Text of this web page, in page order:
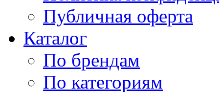
Публичная оферта
Каталог
По брендам
По категориям